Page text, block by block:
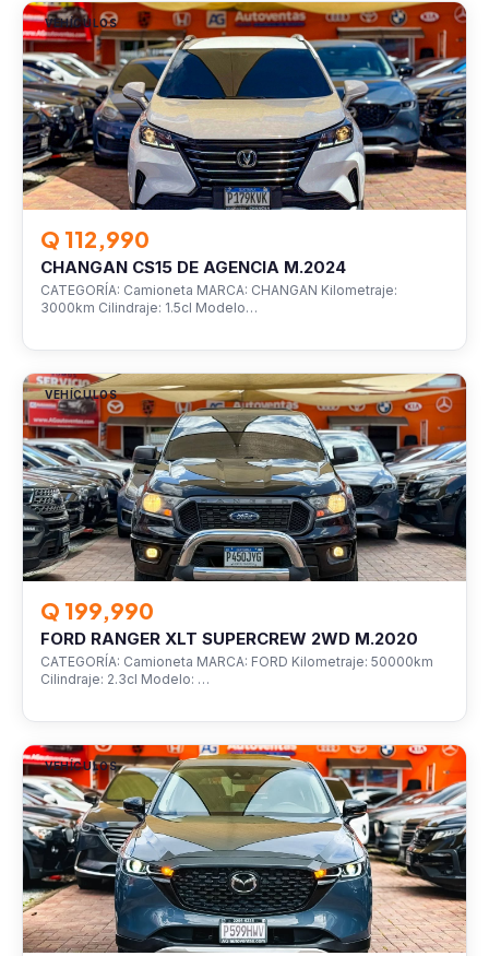
VEHÍCULOS
Q 112,990
CHANGAN CS15 DE AGENCIA M.2024
CATEGORÍA: Camioneta MARCA: CHANGAN Kilometraje:
3000km Cilindraje: 1.5cl Modelo…
VEHÍCULOS
Q 199,990
FORD RANGER XLT SUPERCREW 2WD M.2020
CATEGORÍA: Camioneta MARCA: FORD Kilometraje: 50000km
Cilindraje: 2.3cl Modelo: …
VEHÍCULOS